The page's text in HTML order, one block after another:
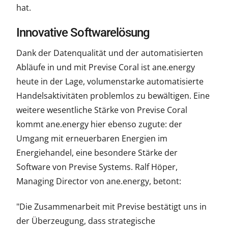
hat.
Innovative Softwarelösung
Dank der Datenqualität und der automatisierten
Abläufe in und mit Previse Coral ist ane.energy
heute in der Lage, volumenstarke automatisierte
Handelsaktivitäten problemlos zu bewältigen. Eine
weitere wesentliche Stärke von Previse Coral
kommt ane.energy hier ebenso zugute: der
Umgang mit erneuerbaren Energien im
Energiehandel, eine besondere Stärke der
Software von Previse Systems. Ralf Höper,
Managing Director von ane.energy, betont:
"Die Zusammenarbeit mit Previse bestätigt uns in
der Überzeugung, dass strategische